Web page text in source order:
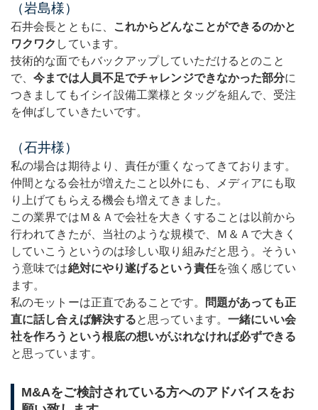
（岩島様）
石井会長とともに、
これからどんなことができるのかと
ワクワク しています。
技術的な面でもバックアップしていただけるとのこと
で、今までは人員不足でチャレンジできなかった部分に
つきましてもイシイ設備工業様とタッグを組んで、受注
を伸ばしていきたいです。
（石井様）
私の場合は期待より、責任が重くなってきております。
仲間となる会社が増えたこと以外にも、メディアにも取
り上げてもらえる機会も増えてきました。
この業界ではＭ＆Ａで会社を大きくすることは以前から
行われてきたが、当社のような規模で、Ｍ＆Ａで大きく
していこうというのは珍しい取り組みだと思う。そうい
う意味では絶対にやり遂げるという責任を強く感じてい
ます。
私のモットーは正直であることです。
問題があっても正
直に話し合えば解決すると思っています。 一緒にいい会
社を作ろうという根底の想いがぶれなければ必ずできる
と思っています。
M&Aをご検討されている方へのアドバイスをお